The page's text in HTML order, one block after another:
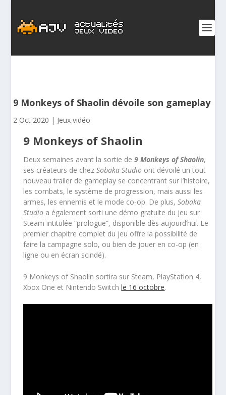
9 Monkeys of Shaolin dévoile son gameplay
2 Oct 2020 | Jeux vidéo
9 Monkeys of Shaolin
Deux semaines avant la sortie de9 Monkeys of Shaolin,
ses créateurs de chezSobaka Studio ont dévoilé un tout
nouveau trailer de gameplay se concentrant sur l’histoire,
les combats, le système de progression, mais aussi les
armes, les ennemis et le mode co-op. De plus,Sobaka
Studio a également sorti une démo gratuite du jeu sur
Steam intitulée “prologue”, disponible dès aujourd’hui. Le
premier chapitre complet du jeu offre la possibilité de
faire la campagne solo, ou bien de jouer en co-op (en
ligne ou en écran scindé).
9 Monkeys of Shaolin sortira sur Steam, PlayStation 4,
Xbox One et Nintendo Switchle 16 octobre.